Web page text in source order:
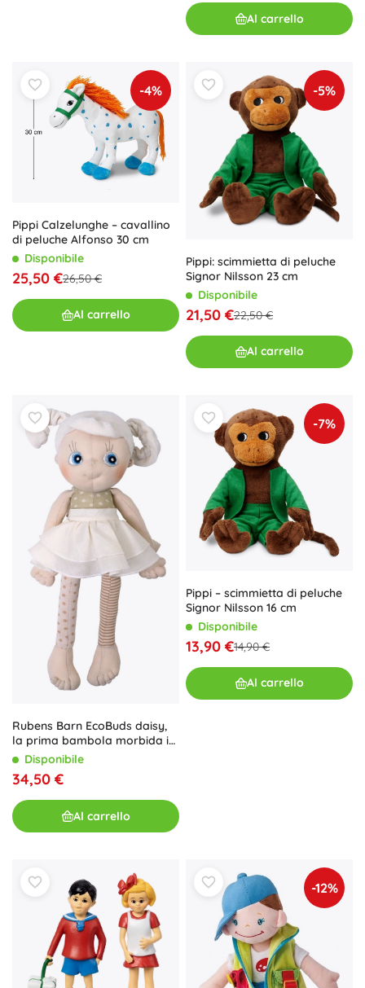
Al carrello
-4%
Pippi Calzelunghe – cavallino
di peluche Alfonso 30 cm
Disponibile
25,50 €26,50 €
Al carrello
-5%
Pippi: scimmietta di peluche
Signor Nilsson 23 cm
Disponibile
21,50 €22,50 €
Al carrello
Rubens Barn EcoBuds daisy,
la prima bambola morbida in
cotone biologico 35 cm
Disponibile
34,50 €
Al carrello
-7%
Pippi – scimmietta di peluche
Signor Nilsson 16 cm
Disponibile
13,90 €14,90 €
Al carrello
-12%